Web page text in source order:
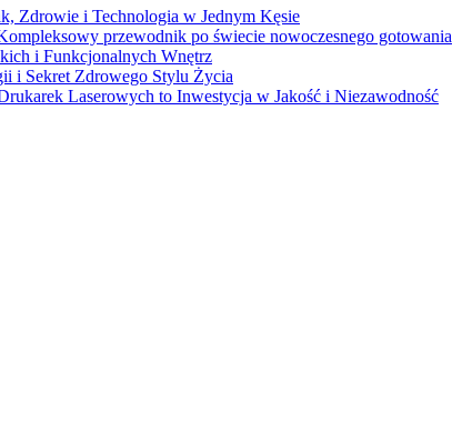
Zdrowie i Technologia w Jednym Kęsie
przewodnik po świecie nowoczesnego gotowania
i Funkcjonalnych Wnętrz
i Sekret Zdrowego Stylu Życia
Laserowych to Inwestycja w Jakość i Niezawodność